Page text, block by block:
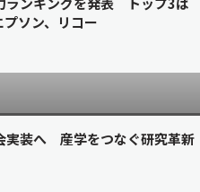
ソン、リコー
実装へ 産学をつなぐ研究革新